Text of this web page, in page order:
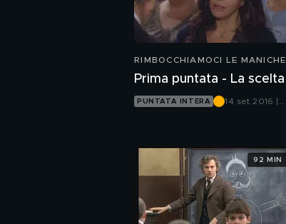
RIMBOCCHIAMOCI LE MANICHE
Prima puntata - La scelta
PUNTATA INTERA
14 set 2016 |
92 MIN